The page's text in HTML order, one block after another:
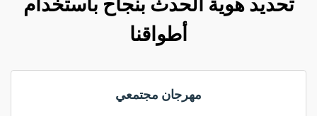
أطواقنا
مهرجان مجتمعي